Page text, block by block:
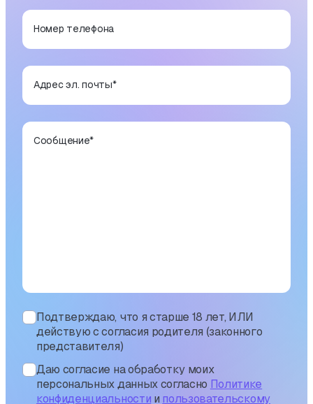
Номер телефона
Адрес эл. почты*
Сообщение*
Подтверждаю, что я старше 18 лет, ИЛИ
действую с согласия родителя (законного
представителя)
Даю согласие на обработку моих
персональных данных согласно Политике
конфиденциальности и пользовательскому